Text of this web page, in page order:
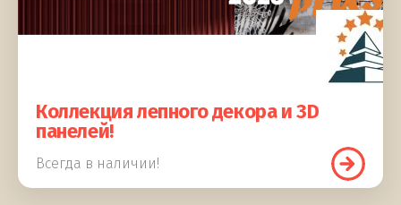
Коллекция лепного декора и 3D
панелей!
Всегда в наличии!